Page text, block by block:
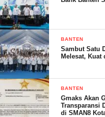
untuk mengungkap penyebab
“Intinya nanti kita sampaikan
proses penyelidikan selesai,”
BANTEN
Sambut Satu
Melesat, Kuat
BANTEN
Gmaks Akan
Transparansi
di SMAN8